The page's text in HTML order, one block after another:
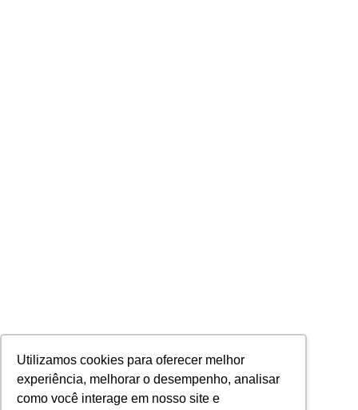
Utilizamos cookies para oferecer melhor
experiência, melhorar o desempenho, analisar
como você interage em nosso site e